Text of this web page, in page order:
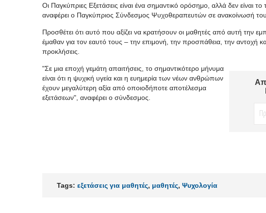
Οι Παγκύπριες Εξετάσεις είναι ένα σημαντικό ορόσημο, αλλά δεν είναι το
αναφέρει ο Παγκύπριος Σύνδεσμος Ψυχοθεραπευτών σε ανακοίνωσή του.
Προσθέτει ότι αυτό που αξίζει να κρατήσουν οι μαθητές από αυτή την
έμαθαν για τον εαυτό τους – την επιμονή, την προσπάθεια, την αντοχή
προκλήσεις.
"Σε μια εποχή γεμάτη απαιτήσεις, το σημαντικότερο μήνυμα
είναι ότι η ψυχική υγεία και η ευημερία των νέων ανθρώπων
έχουν μεγαλύτερη αξία από οποιοδήποτε αποτέλεσμα
εξετάσεων", αναφέρει ο σύνδεσμος.
Tags: εξετάσεις για μαθητές, μαθητές, Ψυχολογία